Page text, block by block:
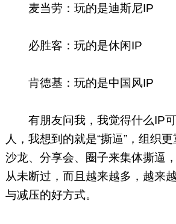
麦当劳：玩的是迪斯尼IP
必胜客：玩的是休闲IP
肯德基：玩的是中国风IP
有朋友问我，我觉得什么IP可
人，我想到的就是“撕逼”，组织
沙龙、分享会、圈子来集体撕逼
从未断过，而且越来越多，越来
与减压的好方式。